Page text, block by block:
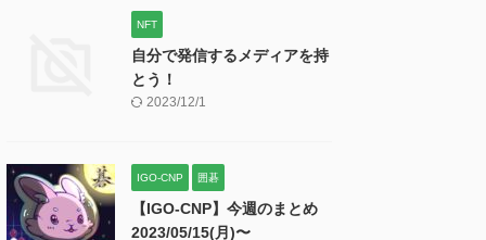
NFT
自分で発信するメディアを持
とう！
2023/12/1
IGO-CNP 囲碁
【IGO-CNP】今週のまとめ
2023/05/15(月)〜